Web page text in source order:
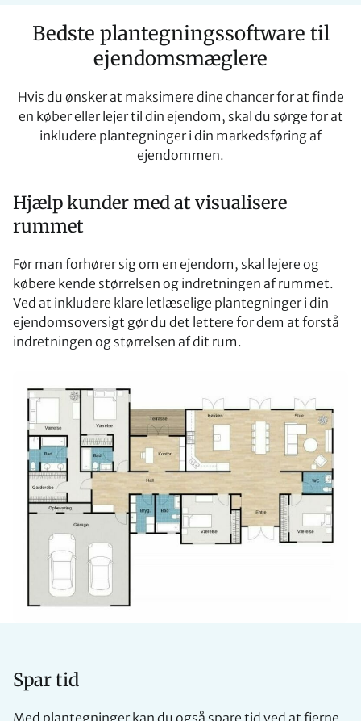
Bedste plantegningssoftware til
ejendomsmæglere
Hvis du ønsker at maksimere dine chancer for at finde
en køber eller lejer til din ejendom, skal du sørge for at
inkludere plantegninger i din markedsføring af
ejendommen.
Hjælp kunder med at visualisere
rummet
Før man forhører sig om en ejendom, skal lejere og
købere kende størrelsen og indretningen af rummet.
Ved at inkludere klare letlæselige plantegninger i din
ejendomsoversigt gør du det lettere for dem at forstå
indretningen og størrelsen af dit rum.
Spar tid
Med plantegninger kan du også spare tid ved at fjerne